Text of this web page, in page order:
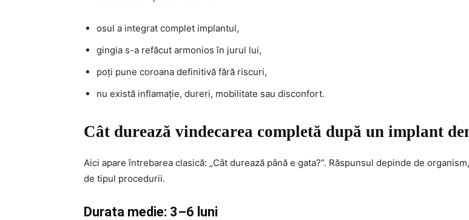
osul a integrat complet implantul,
gingia s-a refăcut armonios în jurul lui,
poți pune coroana definitivă fără riscuri,
nu există inflamație, dureri, mobilitate sau disconfort.
Cât durează vindecarea completă după un implant
Aici apare întrebarea clasică: „Cât durează până e gata?”. Răspunsul depinde de
de tipul procedurii.
Durata medie: 3–6 luni